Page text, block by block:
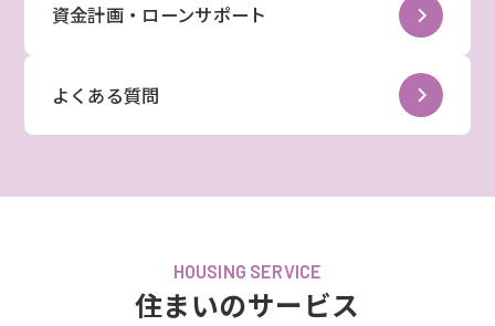
資金計画・ローンサポート
よくある質問
HOUSING SERVICE
住まいのサービス